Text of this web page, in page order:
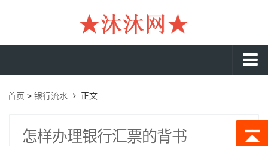
工资流水
首页 >银行流水 正文
怎样办理银行汇票的背书